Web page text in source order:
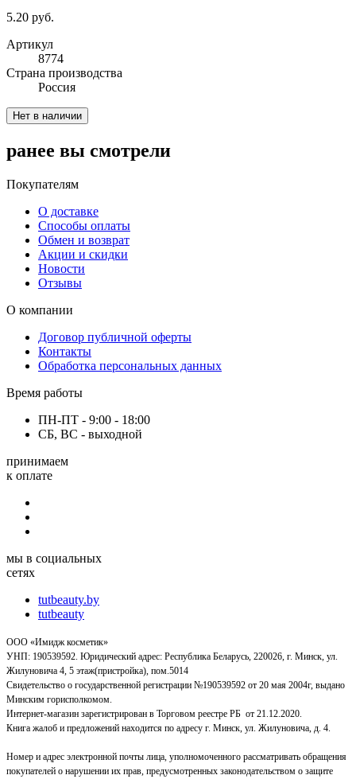
5.20 руб.
Артикул
8774
Cтрана производства
Россия
Нет в наличии
ранее вы смотрели
Покупателям
О доставке
Способы оплаты
Обмен и возврат
Акции и скидки
Новости
Отзывы
О компании
Договор публичной оферты
Контакты
Обработка персональных данных
Время работы
ПН-ПТ - 9:00 - 18:00
СБ, ВС - выходной
принимаем
к оплате
мы в социальных
сетях
tutbeauty.by
tutbeauty
ООО «Имидж косметик»
УНП: 190539592. Юридический адрес: Республика Беларусь, 220026, г. Минск, ул.
Жилуновича 4, 5 этаж(пристройка), пом.5014
Свидетельство о государственной регистрации №190539592 от 20 мая 2004г, выдано
Минским горисполкомом.
Интернет-магазин зарегистрирован в Торговом реестре РБ от 21.12.2020.
Книга жалоб и предложений находится по адресу г. Минск, ул. Жилуновича, д. 4.
Номер и адрес электронной почты лица, уполномоченного рассматривать обращения
покупателей о нарушении их прав, предусмотренных законодательством о защите